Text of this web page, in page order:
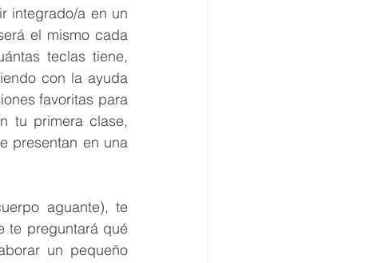
integrado/a en un
el mismo cada
teclas tiene,
con la ayuda
favoritas para
tu primera clase,
presentan en una
aguante), te
te preguntará qué
un pequeño